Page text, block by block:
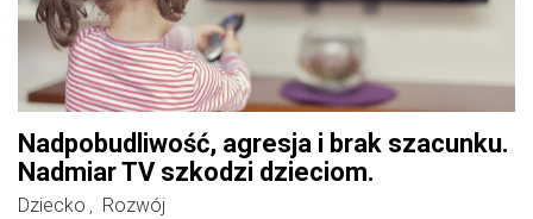
Nadpobudliwość, agresja i brak szacunku.
Nadmiar TV szkodzi dzieciom.
Dziecko ,
Rozwój